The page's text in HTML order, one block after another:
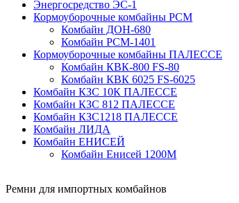
Энергосредство ЭС-1
Кормоуборочные комбайны РСМ
Комбайн ДОН-680
Комбайн РСМ-1401
Кормоуборочные комбайны ПАЛЕССЕ
Комбайн КВК-800 FS-80
Комбайн КВК 6025 FS-6025
Комбайн КЗС 10К ПАЛЕССЕ
Комбайн КЗС 812 ПАЛЕССЕ
Комбайн КЗС1218 ПАЛЕССЕ
Комбайн ЛИДА
Комбайн ЕНИСЕЙ
Комбайн Енисей 1200М
Ремни для импортных комбайнов